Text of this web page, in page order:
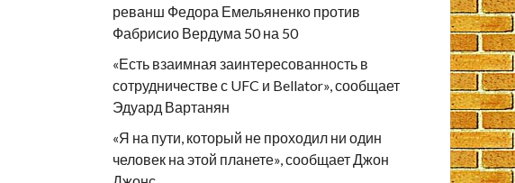
реванш Федора Емельяненко против
Фабрисио Вердума 50 на 50
«Есть взаимная заинтересованность в
сотрудничестве с UFC и Bellator», сообщает
Эдуард Вартанян
«Я на пути, который не проходил ни один
человек на этой планете», сообщает Джон